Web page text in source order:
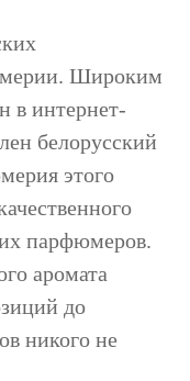
Широким
в интернет-
белорусский
этого
парфюмеров.
аромата
до
никого не